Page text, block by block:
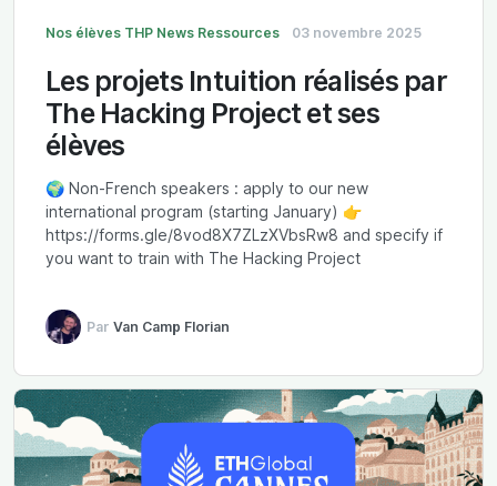
Nos élèves THP News Ressources 03 novembre 2025
Les projets Intuition réalisés par
The Hacking Project et ses
élèves
🌍 Non-French speakers : apply to our new
international program (starting January) 👉
https://forms.gle/8vod8X7ZLzXVbsRw8 and specify if
you want to train with The Hacking Project
Par Van Camp Florian